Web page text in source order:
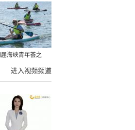
海峡青年荟之
台青年大学生水上
进入视频频道